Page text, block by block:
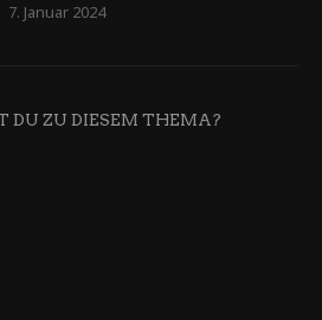
7. Januar 2024
DU ZU DIESEM THEMA?